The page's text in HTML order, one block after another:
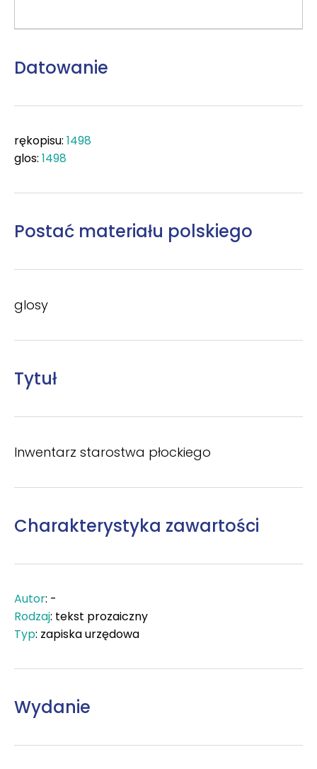
Datowanie
rękopisu: 1498
glos: 1498
Postać materiału polskiego
glosy
Tytuł
Inwentarz starostwa płockiego
Charakterystyka zawartości
Autor: -
Rodzaj: tekst prozaiczny
Typ: zapiska urzędowa
Wydanie